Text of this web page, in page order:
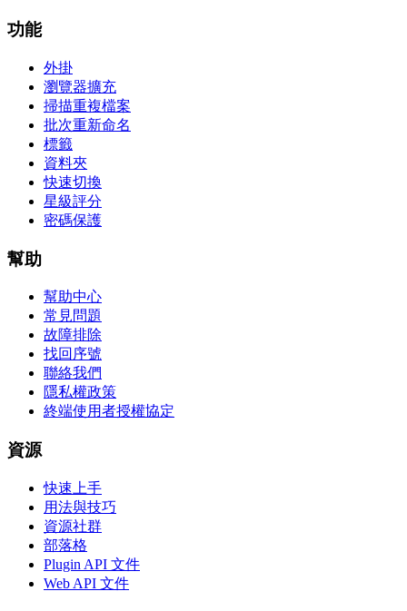
功能
外掛
瀏覽器擴充
掃描重複檔案
批次重新命名
標籤
資料夾
快速切換
星級評分
密碼保護
幫助
幫助中心
常見問題
故障排除
找回序號
聯絡我們
隱私權政策
終端使用者授權協定
資源
快速上手
用法與技巧
資源社群
部落格
Plugin API 文件
Web API 文件